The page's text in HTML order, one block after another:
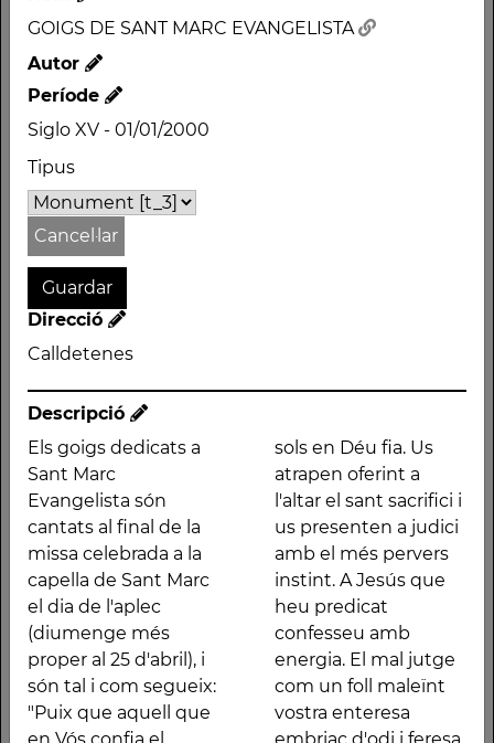
GOIGS DE SANT MARC EVANGELISTA
Autor
Període
Siglo XV - 01/01/2000
Tipus
Cancel·lar
Direcció
Calldetenes
Descripció
Els goigs dedicats a
Sant Marc
Evangelista són
cantats al final de la
missa celebrada a la
capella de Sant Marc
el dia de l'aplec
(diumenge més
proper al 25 d'abril), i
són tal i com segueix:
"Puix que aquell que
en Vós confia el
sols en Déu fia. Us
atrapen oferint a
l'altar el sant sacrifici i
us presenten a judici
amb el més pervers
instint. A Jesús que
heu predicat
confesseu amb
energia. El mal jutge
com un foll maleïnt
vostra enteresa
embriac d'odi i feresa
Siglo XV - 01/01/2000
Monument
Calldetenes
Descripció
Els goigs dedicats a
són cantats al final de
la missa celebrada a la
capella de Sant Marc el
dia de l'aplec
(diumenge més
proper al 25 d'abril), i
són tal i com segueix:
"Puix que aquell que
en Vós confia el
guardeu de
tempestat: O, Sant
Marc, molt benaurat,
socorreu-nos nit i dia.
dubtat vostra fe sols
oferint a l'altar el sant
sacrifici i us presenten
a judici amb el més
pervers instint. A Jesús
que heu predicat
confesseu amb
energia. El mal jutge
com un foll maleïnt
vostra enteresa
embriac d'odi i feresa
una soga us posa al
coll. Vostre cos
arrossegat els carrers